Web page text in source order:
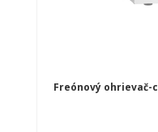
Freónový ohrievač-